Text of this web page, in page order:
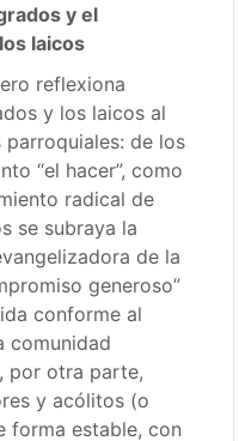
y el
laicos
reflexiona
y los laicos al
de los
“el hacer”, como
radical de
se subraya la
de la
generoso”
conforme al
comunidad
por otra parte,
y acólitos (o
forma estable, con